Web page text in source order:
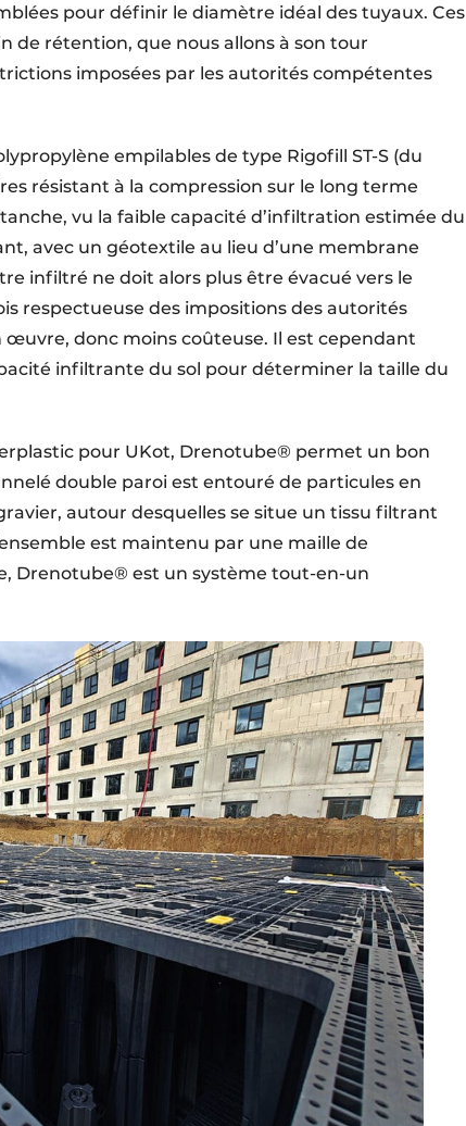
pour définir le diamètre idéal des tuyaux. Ces
de rétention, que nous allons à son tour
imposées par les autorités compétentes
empilables de type Rigofill ST-S (du
résistant à la compression sur le long terme
vu la faible capacité d’infiltration estimée du
avec un géotextile au lieu d’une membrane
infiltré ne doit alors plus être évacué vers le
respectueuse des impositions des autorités
donc moins coûteuse. Il est cependant
infiltrante du sol pour déterminer la taille du
pour UKot, Drenotube® permet un bon
double paroi est entouré de particules en
autour desquelles se situe un tissu filtrant
est maintenu par une maille de
Drenotube® est un système tout-en-un